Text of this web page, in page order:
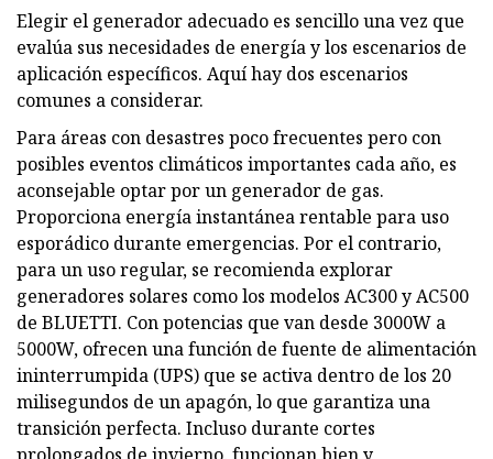
Elegir el generador adecuado es sencillo una vez que
evalúa sus necesidades de energía y los escenarios de
aplicación específicos. Aquí hay dos escenarios
comunes a considerar.
Para áreas con desastres poco frecuentes pero con
posibles eventos climáticos importantes cada año, es
aconsejable optar por un generador de gas.
Proporciona energía instantánea rentable para uso
esporádico durante emergencias. Por el contrario,
para un uso regular, se recomienda explorar
generadores solares como los modelos AC300 y AC500
de BLUETTI. Con potencias que van desde 3000W a
5000W, ofrecen una función de fuente de alimentación
ininterrumpida (UPS) que se activa dentro de los 20
milisegundos de un apagón, lo que garantiza una
transición perfecta. Incluso durante cortes